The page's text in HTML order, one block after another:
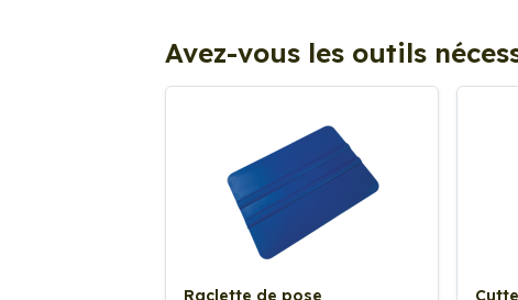
Avez-vous les outils
Raclette de pose